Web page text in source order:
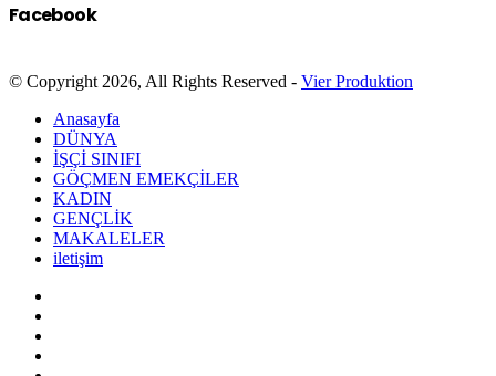
Facebook
© Copyright 2026, All Rights Reserved - Vier Produktion
Anasayfa
DÜNYA
İŞÇİ SINIFI
GÖÇMEN EMEKÇİLER
KADIN
GENÇLİK
MAKALELER
iletişim